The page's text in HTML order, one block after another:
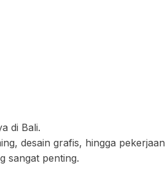
di Bali.
desain grafis, hingga pekerjaan
sangat penting.